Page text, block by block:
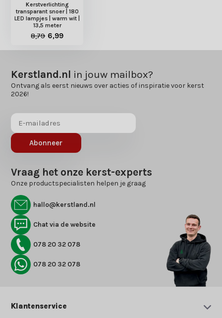
Kerstverlichting
transparant snoer | 180
LED lampjes | warm wit |
13,5 meter
8,79 6,99
Kerstland.nl in jouw mailbox?
Ontvang als eerst nieuws over acties of inspiratie voor kerst
2026!
Abonneer
Vraag het onze kerst-experts
Onze productspecialisten helpen je graag
hallo@kerstland.nl
Chat via de website
078 20 32 078
078 20 32 078
Klantenservice